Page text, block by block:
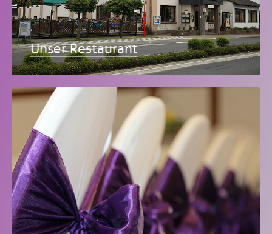
Unser Restaurant